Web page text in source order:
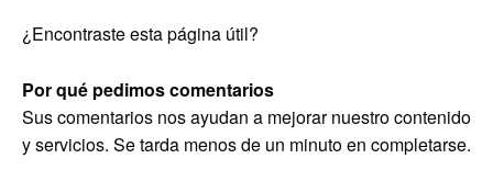
¿Encontraste esta página útil?
Por qué pedimos comentarios
Sus comentarios nos ayudan a mejorar nuestro contenido
y servicios. Se tarda menos de un minuto en completarse.